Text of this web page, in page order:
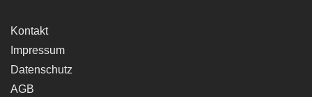
Kontakt
Impressum
Datenschutz
AGB